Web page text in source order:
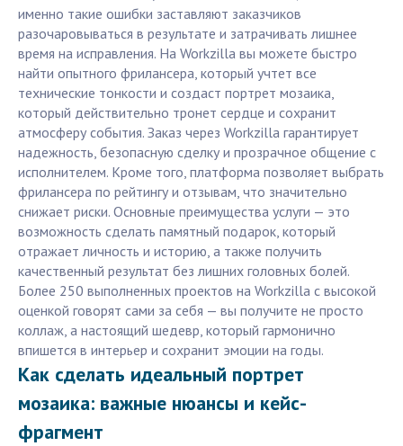
именно такие ошибки заставляют заказчиков
разочаровываться в результате и затрачивать лишнее
время на исправления. На Workzilla вы можете быстро
найти опытного фрилансера, который учтет все
технические тонкости и создаст портрет мозаика,
который действительно тронет сердце и сохранит
атмосферу события. Заказ через Workzilla гарантирует
надежность, безопасную сделку и прозрачное общение с
исполнителем. Кроме того, платформа позволяет выбрать
фрилансера по рейтингу и отзывам, что значительно
снижает риски. Основные преимущества услуги — это
возможность сделать памятный подарок, который
отражает личность и историю, а также получить
качественный результат без лишних головных болей.
Более 250 выполненных проектов на Workzilla с высокой
оценкой говорят сами за себя — вы получите не просто
коллаж, а настоящий шедевр, который гармонично
впишется в интерьер и сохранит эмоции на годы.
Как сделать идеальный портрет
мозаика: важные нюансы и кейс-
фрагмент